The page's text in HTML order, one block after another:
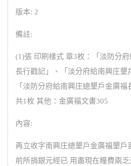
版本: 2
備註:
(1)張 印刷樣式 章3枚：「淡防分
長行戳記」、「淡分府給南興庄墾
「淡防分府給南興庄總墾戶金廣福
共1枚 其他：金廣福文書305
內容:
再立收字南興庄總墾戶金廣福墾戶
前所捐銀元經已 用盡現在糧費兩